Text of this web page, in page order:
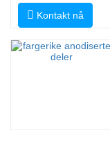
Kontakt nå